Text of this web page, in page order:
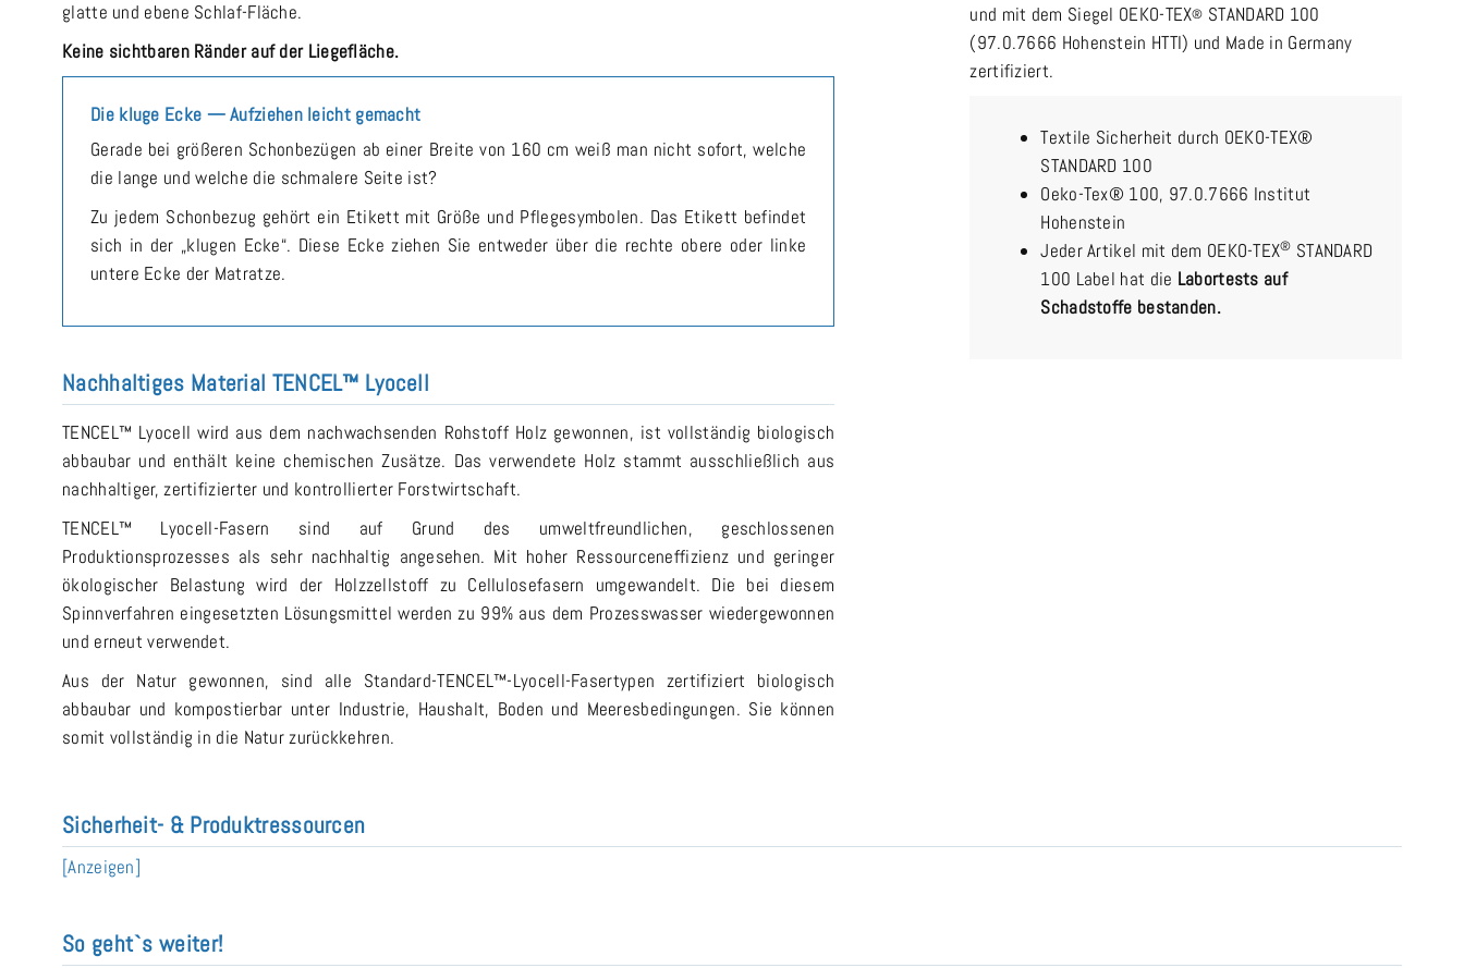
glatte und ebene Schlaf-Fläche.
Keine sichtbaren Ränder auf der Liegefläche.
Die kluge Ecke — Aufziehen leicht gemacht
Gerade bei größeren Schonbezügen ab einer Breite von 160 cm weiß man nicht sofort, welche
die lange und welche die schmalere Seite ist?
Zu jedem Schonbezug gehört ein Etikett mit Größe und Pflegesymbolen. Das Etikett befindet
sich in der „klugen Ecke“. Diese Ecke ziehen Sie entweder über die rechte obere oder linke
untere Ecke der Matratze.
Nachhaltiges Material TENCEL™ Lyocell
TENCEL™ Lyocell wird aus dem nachwachsenden Rohstoff Holz gewonnen, ist vollständig biologisch
abbaubar und enthält keine chemischen Zusätze. Das verwendete Holz stammt ausschließlich aus
nachhaltiger, zertifizierter und kontrollierter Forstwirtschaft.
TENCEL™ Lyocell-Fasern sind auf Grund des umweltfreundlichen, geschlossenen
Produktionsprozesses als sehr nachhaltig angesehen. Mit hoher Ressourceneffizienz und geringer
ökologischer Belastung wird der Holzzellstoff zu Cellulosefasern umgewandelt. Die bei diesem
Spinnverfahren eingesetzten Lösungsmittel werden zu 99% aus dem Prozesswasser wiedergewonnen
und erneut verwendet.
Aus der Natur gewonnen, sind alle Standard-TENCEL™-Lyocell-Fasertypen zertifiziert biologisch
abbaubar und kompostierbar unter Industrie, Haushalt, Boden und Meeresbedingungen. Sie können
somit vollständig in die Natur zurückkehren.
und mit dem Siegel OEKO-TEX® STANDARD 100
(97.0.7666 Hohenstein HTTI) und Made in Germany
zertifiziert.
Textile Sicherheit durch OEKO-TEX®
STANDARD 100
Oeko-Tex® 100, 97.0.7666 Institut
Hohenstein
Jeder Artikel mit dem OEKO-TEX® STANDARD
100 Label hat die Labortests auf
Schadstoffe bestanden.
Sicherheit- & Produktressourcen
[Anzeigen]
So geht`s weiter!